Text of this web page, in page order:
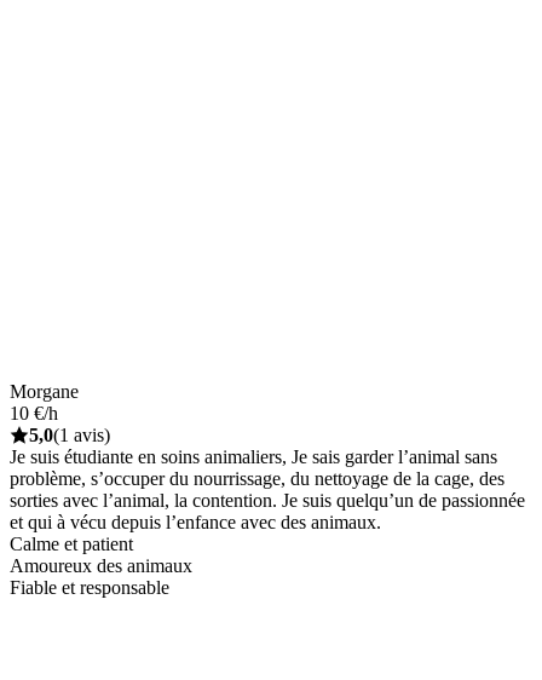
Morgane
10 €/h
5,0(1 avis)
Je suis étudiante en soins animaliers, Je sais garder l’animal sans
problème, s’occuper du nourrissage, du nettoyage de la cage, des
sorties avec l’animal, la contention. Je suis quelqu’un de passionnée
et qui à vécu depuis l’enfance avec des animaux.
Calme et patient
Amoureux des animaux
Fiable et responsable